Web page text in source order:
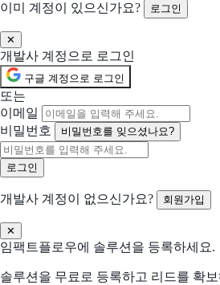
판매자의 성공을 이지어드민이 함께 합니
올라
초간편 통합 선정산서비스 올라
사방넷
No.1 쇼핑몰 통합관리 서비스
Fishbowl
페이코
실속있는 포인트, 편리한 결제, 간편한
이미 계정이 있으신가요? 로그인
✕
개발사 계정으로 로그인
구글 계정으로 로그인
또는
이메일
비밀번호
비밀번호를 잊으셨나요?
개발사 계정이 없으신가요? 회원가입
✕
임팩트플로우에 솔루션을 등록하세요.
솔루션을 무료로 등록하고 리드를 확